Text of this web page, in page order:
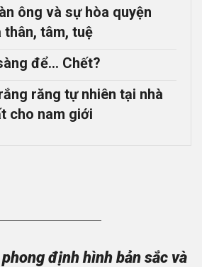
ông và sự hòa quyện
tâm, tuệ
để… Chết?
răng tự nhiên tại nhà
cho nam giới
định hình bản sắc và